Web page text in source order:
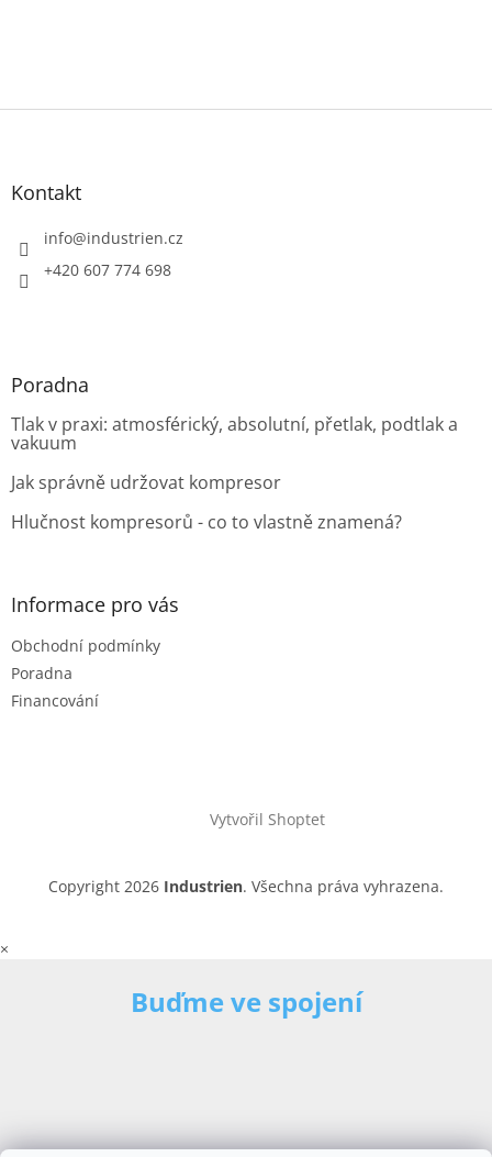
Z
Kontakt
info@industrien.cz
+420 607 774 698
Poradna
Tlak v praxi: atmosférický, absolutní, přetlak, podtlak a
vakuum
Jak správně udržovat kompresor
Hlučnost kompresorů - co to vlastně znamená?
Informace pro vás
Obchodní podmínky
Poradna
Financování
Vytvořil Shoptet
Copyright 2026 Industrien. Všechna práva vyhrazena.
×
Buďme ve spojení